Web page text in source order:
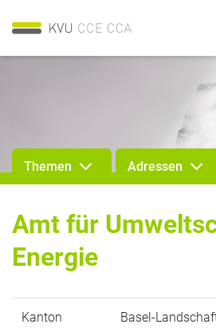
Themen Adressen
Amt für
Energie
Kanton Basel-